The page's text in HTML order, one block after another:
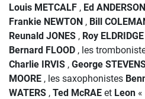
Louis METCALF , Ed ANDERSON
Frankie NEWTON , Bill
Reunald JONES , Roy ELDRIDGE
Bernard FLOOD , les
Charlie IRVIS , George
MOORE , les saxophonistes
WATERS , Ted McRAE et Leon «